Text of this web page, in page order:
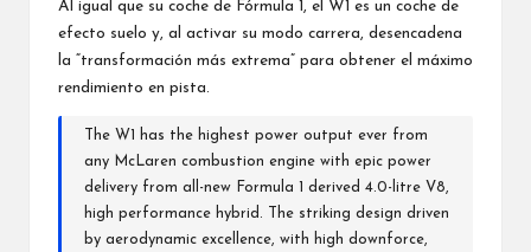
Al igual que su coche de Fórmula 1, el W1 es un coche de
efecto suelo y, al activar su modo carrera, desencadena
la “transformación más extrema” para obtener el máximo
rendimiento en pista.
The W1 has the highest power output ever from
any McLaren combustion engine with epic power
delivery from all-new Formula 1 derived 4.0-litre V8,
high performance hybrid. The striking design driven
by aerodynamic excellence, with high downforce,